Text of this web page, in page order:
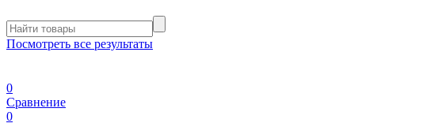
Посмотреть все результаты
0
Сравнение
0